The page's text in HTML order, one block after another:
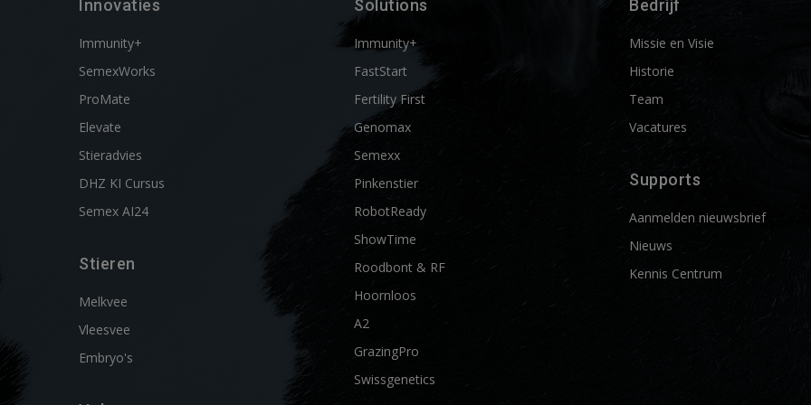
Innovaties
Immunity+
SemexWorks
ProMate
Elevate
Stieradvies
DHZ KI Cursus
Semex AI24
Stieren
Melkvee
Vleesvee
Embryo's
Solutions
Immunity+
FastStart
Fertility First
Genomax
Semexx
Pinkenstier
RobotReady
ShowTime
Roodbont & RF
Hoornloos
A2
GrazingPro
Swissgenetics
Bedrijf
Missie en Visie
Historie
Team
Vacatures
Supports
Aanmelden nieuwsbrief
Nieuws
Kennis Centrum